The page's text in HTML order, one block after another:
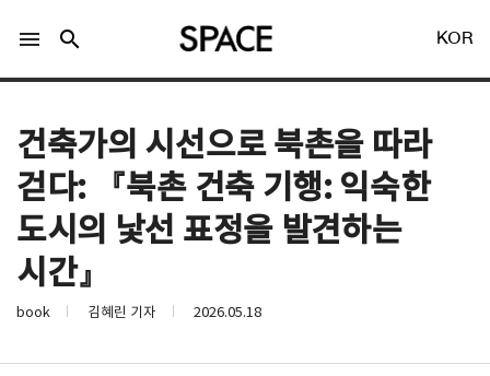
LOGIN 회원가입
menu search KOR
건축가의 시선으로 북촌을 따라
걷다: 『북촌 건축 기행: 익숙한
도시의 낯선 표정을 발견하는
시간』
book 김혜린 기자 2026.05.18